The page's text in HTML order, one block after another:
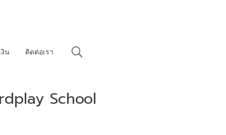
น ติดต่อเรา
School